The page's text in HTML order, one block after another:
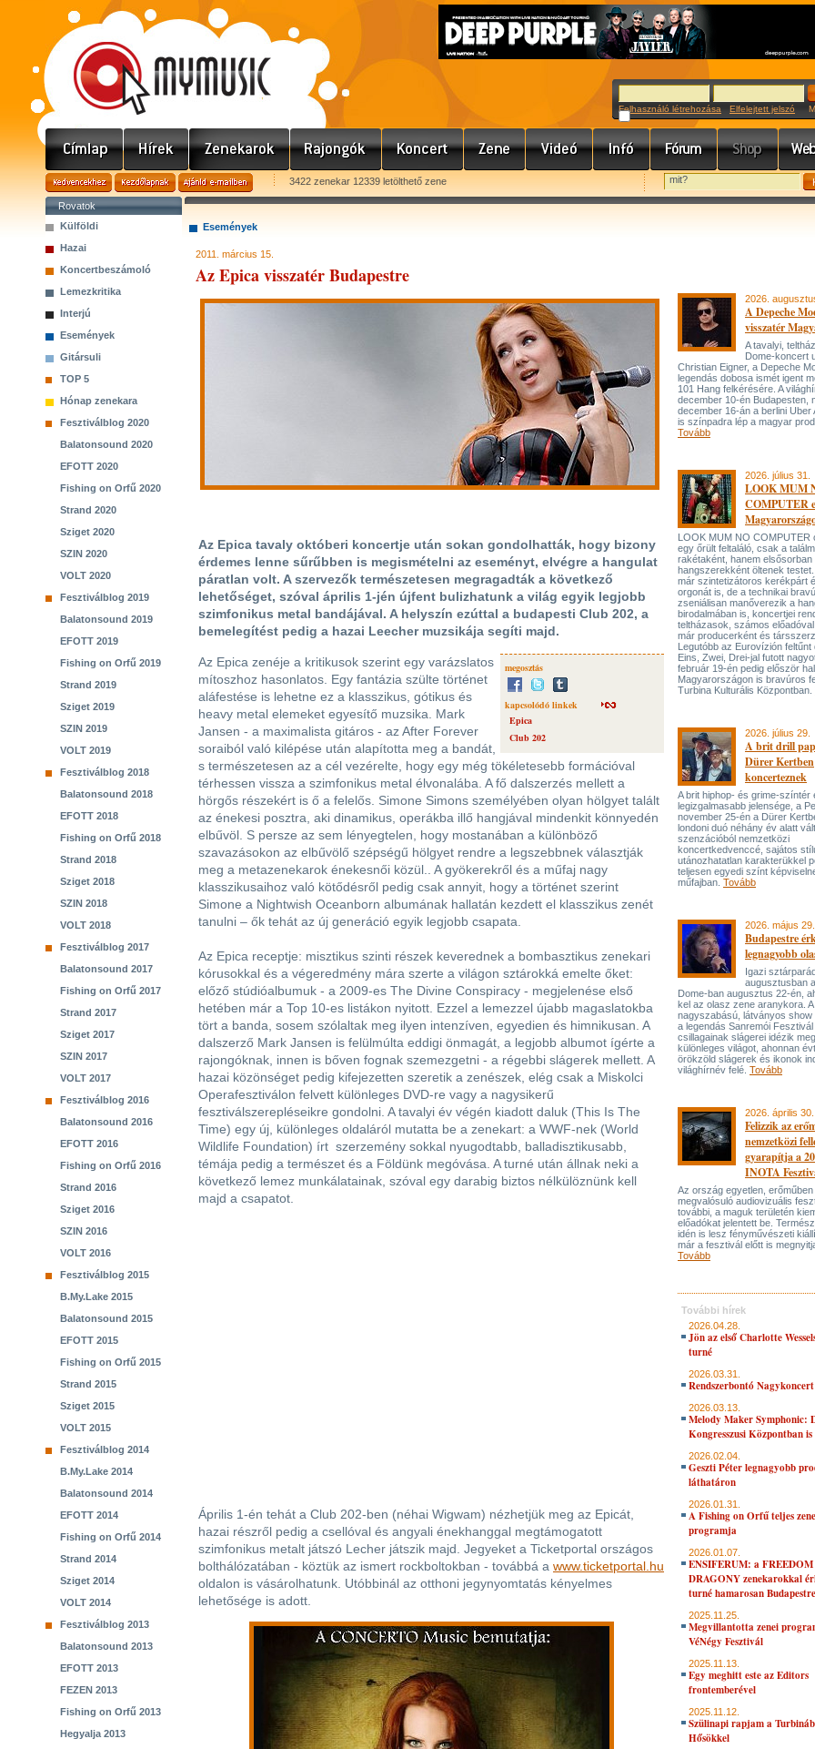
Felhasználó létrehozása Elfelejtett jelszó
3422 zenekar 12339 letölthető zene
Rovatok
Külföldi
Hazai
Koncertbeszámoló
Lemezkritika
Interjú
Események
Gitársuli
TOP 5
Hónap zenekara
Fesztiválblog 2020
Balatonsound 2020
EFOTT 2020
Fishing on Orfű 2020
Strand 2020
Sziget 2020
SZIN 2020
VOLT 2020
Fesztiválblog 2019
Balatonsound 2019
EFOTT 2019
Fishing on Orfű 2019
Strand 2019
Sziget 2019
SZIN 2019
VOLT 2019
Fesztiválblog 2018
Balatonsound 2018
EFOTT 2018
Fishing on Orfű 2018
Strand 2018
Sziget 2018
SZIN 2018
VOLT 2018
Fesztiválblog 2017
Balatonsound 2017
Fishing on Orfű 2017
Strand 2017
Sziget 2017
SZIN 2017
VOLT 2017
Fesztiválblog 2016
Balatonsound 2016
EFOTT 2016
Fishing on Orfű 2016
Strand 2016
Sziget 2016
SZIN 2016
VOLT 2016
Fesztiválblog 2015
B.My.Lake 2015
Balatonsound 2015
EFOTT 2015
Fishing on Orfű 2015
Strand 2015
Sziget 2015
VOLT 2015
Fesztiválblog 2014
B.My.Lake 2014
Balatonsound 2014
EFOTT 2014
Fishing on Orfű 2014
Strand 2014
Sziget 2014
VOLT 2014
Fesztiválblog 2013
Balatonsound 2013
EFOTT 2013
FEZEN 2013
Fishing on Orfű 2013
Hegyalja 2013
Események
2011. március 15.
Az Epica visszatér Budapestre
Az Epica tavaly októberi koncertje után sokan gondolhatták, hogy bizony
érdemes lenne sűrűbben is megismételni az eseményt, elvégre a hangulat
páratlan volt. A szervezők természetesen megragadták a következő
lehetőséget, szóval április 1-jén újfent bulizhatunk a világ egyik legjobb
szimfonikus metal bandájával. A helyszín ezúttal a budapesti Club 202, a
bemelegítést pedig a hazai Leecher muzsikája segíti majd.
megosztás
kapcsolódó linkek
Epica
Club 202
Az Epica zenéje a kritikusok szerint egy varázslatos
mítoszhoz hasonlatos. Egy fantázia szülte történet
aláfestése is lehetne ez a klasszikus, gótikus és
heavy metal elemeket egyesítő muzsika. Mark
Jansen - a maximalista gitáros - az After Forever
soraiból való kilépése után alapította meg a bandát,
s természetesen az a cél vezérelte, hogy egy még tökéletesebb formációval
térhessen vissza a szimfonikus metal élvonalába. A fő dalszerzés mellett a
hörgős részekért is ő a felelős. Simone Simons személyében olyan hölgyet talált
az énekesi posztra, aki dinamikus, operákba illő hangjával mindenkit könnyedén
elbűvöl. S persze az sem lényegtelen, hogy mostanában a különböző
szavazásokon az elbűvölő szépségű hölgyet rendre a legszebbnek választják
meg a metazenekarok énekesnői közül.. A gyökerekről és a műfaj nagy
klasszikusaihoz való kötődésről pedig csak annyit, hogy a történet szerint
Simone a Nightwish Oceanborn albumának hallatán kezdett el klasszikus zenét
tanulni – ők tehát az új generáció egyik legjobb csapata.
Az Epica receptje: misztikus szinti részek keverednek a bombasztikus zenekari
kórusokkal és a végeredmény mára szerte a világon sztárokká emelte őket:
előző stúdióalbumuk - a 2009-es The Divine Conspiracy - megjelenése első
hetében már a Top 10-es listákon nyitott. Ezzel a lemezzel újabb magaslatokba
tört a banda, sosem szólaltak meg ilyen intenzíven, egyedien és himnikusan. A
dalszerző Mark Jansen is felülmúlta eddigi önmagát, a legjobb albumot ígérte a
rajongóknak, innen is bőven fognak szemezgetni - a régebbi slágerek mellett. A
hazai közönséget pedig kifejezetten szeretik a zenészek, elég csak a Miskolci
Operafesztiválon felvett különleges DVD-re vagy a nagysikerű
fesztiválszerepléseikre gondolni. A tavalyi év végén kiadott daluk (This Is The
Time) egy új, különleges oldaláról mutatta be a zenekart: a WWF-nek (World
Wildlife Foundation) írt szerzemény sokkal nyugodtabb, balladisztikusabb,
témája pedig a természet és a Földünk megóvása. A turné után állnak neki a
következő lemez munkálatainak, szóval egy darabig biztos nélkülöznünk kell
majd a csapatot.
Április 1-én tehát a Club 202-ben (néhai Wigwam) nézhetjük meg az Epicát,
hazai részről pedig a csellóval és angyali énekhanggal megtámogatott
szimfonikus metalt játszó Lecher játszik majd. Jegyeket a Ticketportal országos
bolthálózatában - köztük az ismert rockboltokban - továbbá a www.ticketportal.hu
oldalon is vásárolhatunk. Utóbbinál az otthoni jegynyomtatás kényelmes
lehetősége is adott.
2026.
A Depeche
visszatér
A tavalyi,
Dome-koncert
Christian Eigner, a Depeche
legendás dobosa ismét igent
101 Hang felkérésére. A
december 10-én Budapesten,
december 16-án a berlini Uber
is színpadra lép a magyar
Tovább
2026. július 31.
LOOK MUM
COMPUTER
LOOK MUM NO COMPUTER
egy őrült feltaláló, csak a
rakétaként, hanem elsősorban
hangszerekként öltenek
már szintetizátoros kerékpárt
orgonát is, de a technikai
zseniálisan manőverezik a
birodalmában is, koncertjei
teltházasok, számos
már producerként és
Legutóbb az Eurovízión feltűnt
Eins, Zwei, Drei-jal futott
február 19-én pedig először
Magyarországon is bravúros
Turbina Kulturális Központban.
2026. július 29.
A brit drill
Dürer Kertben
koncerteznek
A brit hiphop- és grime-színtér
legizgalmasabb jelensége, a
november 25-én a Dürer
londoni duó néhány év alatt
szenzációból nemzetközi
koncertkedvenccé, sajátos
utánozhatatlan karakterükkel
teljesen egyedi színt
műfajban. Tovább
2026. május 29.
Budapestre
legnagyobb
Igazi
augusztusban
Dome-ban augusztus 22-én,
kel az olasz zene aranykora. A
nagyszabású, látványos show
a legendás Sanremói Fesztivál
csillagainak slágerei idézik
különleges világot, ahonnan
örökzöld slágerek és ikonok
világhírnév felé. Tovább
2026. április 30.
Felizzik az
nemzetközi
gyarapítja a
INOTA
Az ország egyetlen, erőműben
megvalósuló audiovizuális
további, a maguk területén
előadókat jelentett be.
idén is lesz fényművészeti
már a fesztivál előtt is
Tovább
További hírek
2026.04.28.
Jön az első Charlotte
turné
2026.03.31.
Rendszerbontó Nagykoncert
2026.03.13.
Melody Maker Symphonic:
Kongresszusi Központban is
2026.02.04.
Geszti Péter legnagyobb
láthatáron
2026.01.31.
A Fishing on Orfű teljes
programja
2026.01.07.
ENSIFERUM: a
DRAGONY zenekarokkal
turné hamarosan Budapestre
2025.11.25.
Megvillantotta zenei
VéNégy Fesztivál
2025.11.13.
Egy meghitt este az Editors
frontemberével
2025.11.12.
Szülinapi rapjam a
Hősökkel